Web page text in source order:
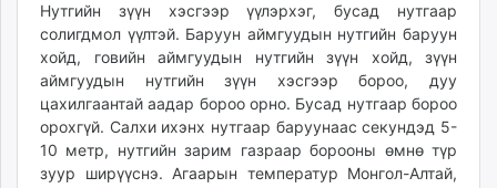
zuv.mn
mminfo.mn
ugluu.mn
urlag.mn
unen.mn
asu.mn
shudarga.mn
Нутгийн зүүн хэсгээр үүлэрхэг, бусад нутгаар
солигдмол үүлтэй. Баруун аймгуудын нутгийн баруун
хойд, говийн аймгуудын нутгийн зүүн хойд, зүүн
аймгуудын нутгийн зүүн хэсгээр бороо, дуу
цахилгаантай аадар бороо орно. Бусад нутгаар бороо
орохгүй. Салхи ихэнх нутгаар баруунаас секундэд 5-
10 метр, нутгийн зарим газраар борооны өмнө түр
зуур ширүүснэ. Агаарын температур Монгол-Алтай,